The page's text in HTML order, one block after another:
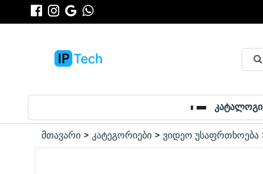
კატალოგი
მთავარი კატეგორიები ვიდეო უსაფრთხოება